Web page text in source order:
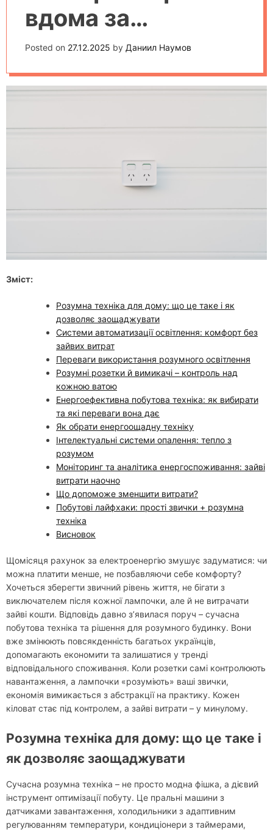
вдома за
допомогою
розумної техніки
Posted on 27.12.2025 by Даниил Наумов
Зміст:
Розумна техніка для дому: що це таке і як
дозволяє заощаджувати
Системи автоматизації освітлення: комфорт без
зайвих витрат
Переваги використання розумного освітлення
Розумні розетки й вимикачі – контроль над
кожною ватою
Енергоефективна побутова техніка: як вибирати
та які переваги вона дає
Як обрати енергоощадну техніку
Інтелектуальні системи опалення: тепло з
розумом
Моніторинг та аналітика енергоспоживання: зайві
витрати наочно
Що допоможе зменшити витрати?
Побутові лайфхаки: прості звички + розумна
техніка
Висновок
Щомісяця рахунок за електроенергію змушує задуматися: чи
можна платити менше, не позбавляючи себе комфорту?
Хочеться зберегти звичний рівень життя, не бігати з
виключателем після кожної лампочки, але й не витрачати
зайві кошти. Відповідь давно з’явилася поруч – сучасна
побутова техніка та рішення для розумного будинку. Вони
вже змінюють повсякденність багатьох українців,
допомагають економити та залишатися у тренді
відповідального споживання. Коли розетки самі контролюють
навантаження, а лампочки «розуміють» ваші звички,
економія вимикається з абстракції на практику. Кожен
кіловат стає під контролем, а зайві витрати – у минулому.
Розумна техніка для дому: що це таке і
як дозволяє заощаджувати
Сучасна розумна техніка – не просто модна фішка, а дієвий
інструмент оптимізації побуту. Це пральні машини з
датчиками завантаження, холодильники з адаптивним
регулюванням температури, кондиціонери з таймерами,